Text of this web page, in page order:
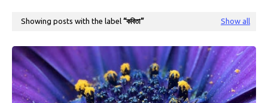
Showing posts with the label কবিতা Show all